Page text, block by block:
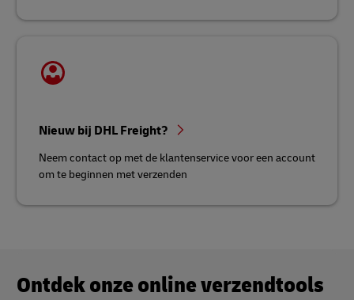
Nieuw bij DHL Freight?
Neem contact op met de klantenservice voor een account
om te beginnen met verzenden
Ontdek onze online verzendtools